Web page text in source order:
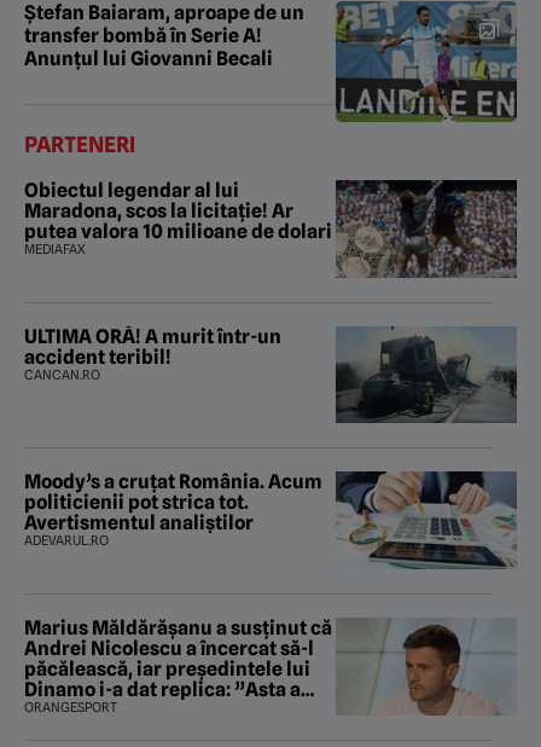
Ștefan Baiaram, aproape de un
transfer bombă în Serie A!
Anunțul lui Giovanni Becali
PARTENERI
Obiectul legendar al lui
Maradona, scos la licitație! Ar
putea valora 10 milioane de dolari
MEDIAFAX
ULTIMA ORĂ! A murit într-un
accident teribil!
CANCAN.RO
Moody’s a cruțat România. Acum
politicienii pot strica tot.
Avertismentul analiștilor
ADEVARUL.RO
Marius Măldărăşanu a susţinut că
Andrei Nicolescu a încercat să-l
păcălească, iar preşedintele lui
Dinamo i-a dat replica: ”Asta a
fost istoria”
ORANGESPORT